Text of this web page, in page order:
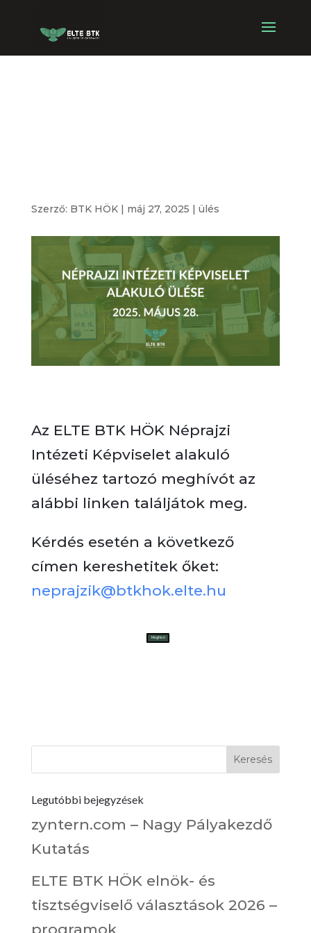
Szerző: BTK HÖK| máj 27, 2025 | ülés
Az ELTE BTK HÖK Néprajzi
Intézeti Képviselet alakuló
üléséhez tartozó meghívót az
alábbi linken találjátok meg.
Kérdés esetén a következő
címen kereshetitek őket:
neprajzik@btkhok.elte.hu
Meghívó
Legutóbbi bejegyzések
zyntern.com – Nagy Pályakezdő
Kutatás
ELTE BTK HÖK elnök- és
tisztségviselő választások 2026 –
programok